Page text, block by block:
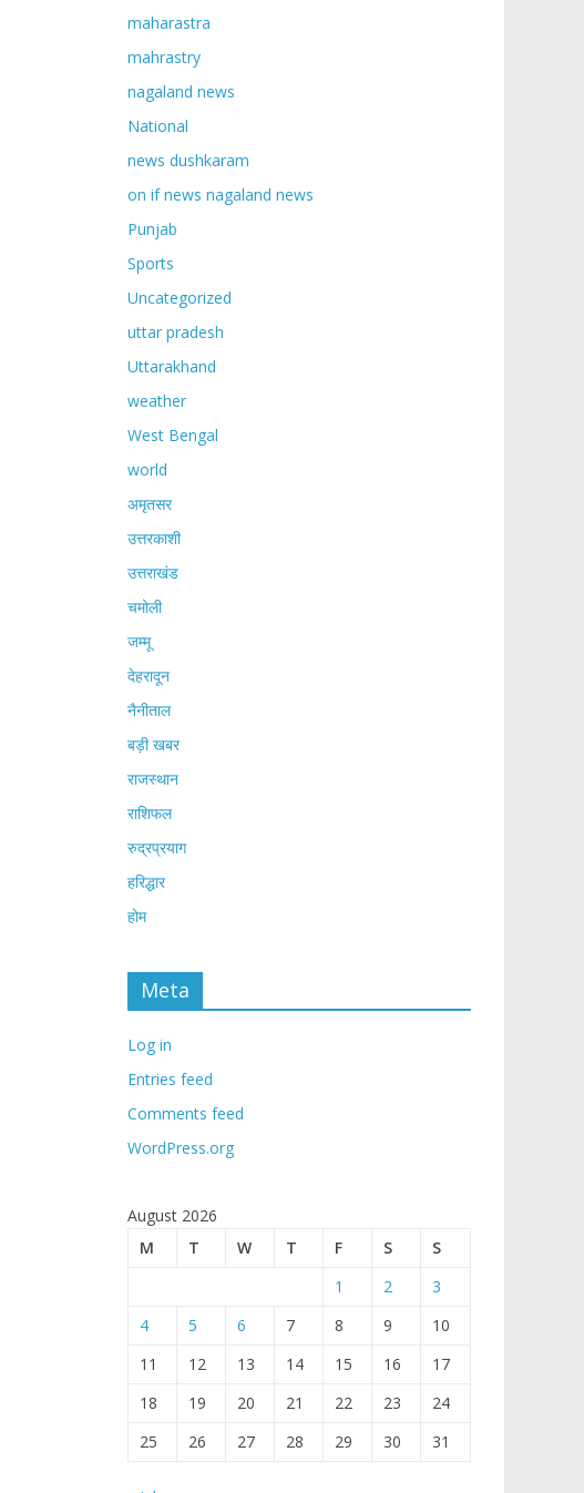
maharastra
mahrastry
nagaland news
National
news dushkaram
on if news nagaland news
Punjab
Sports
Uncategorized
uttar pradesh
Uttarakhand
weather
West Bengal
world
अमृतसर
उत्तरकाशी
उत्तराखंड
चमोली
जम्मू
देहरादून
नैनीताल
बड़ी खबर
राजस्थान
राशिफल
रुद्रप्रयाग
हरिद्धार
होम
Meta
Log in
Entries feed
Comments feed
WordPress.org
August 2026
M
T W T F S
S
1
2
3
4
5 6 7 8 9
10
11
12 13 14 15 16
17
18
19 20 21 22 23
24
25
26 27 28 29 30 31